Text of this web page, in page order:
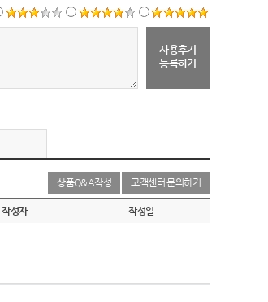
사용후기
등록하기
상품Q&A작성 고객센터 문의하기
작성자 작성일